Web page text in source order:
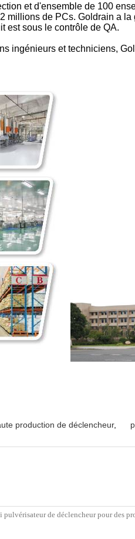
et d'ensemble de 100
millions de PCs. Goldrain a la
est sous le contrôle de QA.
ingénieurs et techniciens,
production de déclencheur,